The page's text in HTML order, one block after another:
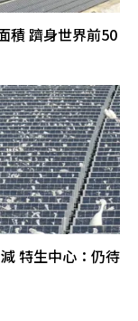
積 躋身世界前50
特生中心：仍待